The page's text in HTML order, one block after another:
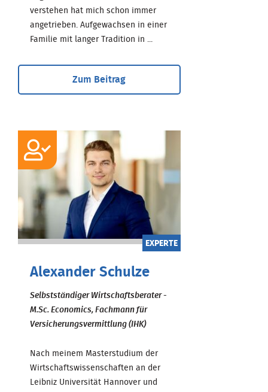
verstehen hat mich schon immer
angetrieben. Aufgewachsen in einer
Familie mit langer Tradition in ...
Zum Beitrag
EXPERTE
Alexander Schulze
Selbstständiger Wirtschaftsberater -
M.Sc. Economics, Fachmann für
Versicherungsvermittlung (IHK)
Nach meinem Masterstudium der
Wirtschaftswissenschaften an der
Leibniz Universität Hannover und